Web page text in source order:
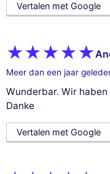
Vertalen met Google
Meer dan een jaar
Wunderbar. Wir
Danke
Vertalen met Google